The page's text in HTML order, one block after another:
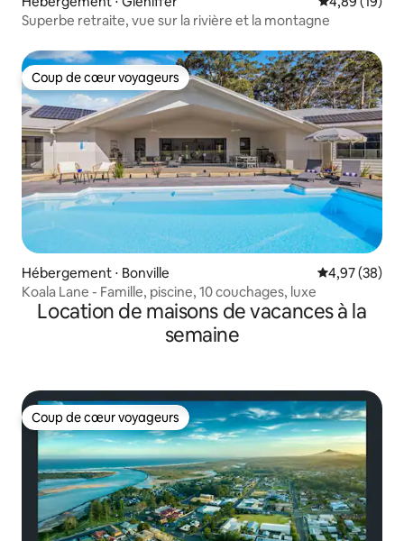
Superbe retraite, vue sur la rivière et la montagne
Coup de cœur voyageurs
Coup de cœur voyageurs
Hébergement ⋅ Bonville Évaluation
4,97 (38)
Koala Lane - Famille, piscine, 10 couchages, luxe
Location de maisons de vacances à la
semaine
Coup de cœur voyageurs
Coup de cœur voyageurs